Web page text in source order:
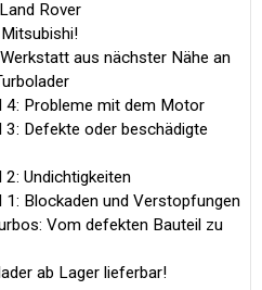
Rover
aus nächster Nähe an
4: Probleme mit dem Motor
Defekte oder beschädigte
Undichtigkeiten
1: Blockaden und Verstopfungen
Vom defekten Bauteil zu
ab Lager lieferbar!